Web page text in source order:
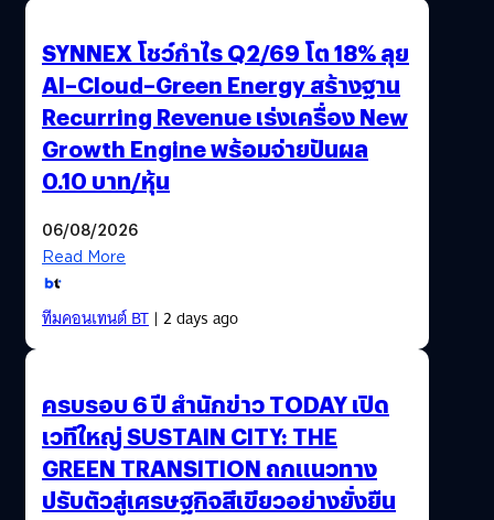
SYNNEX โชว์กำไร Q2/69 โต 18% ลุย
AI–Cloud–Green Energy สร้างฐาน
Recurring Revenue เร่งเครื่อง New
Growth Engine พร้อมจ่ายปันผล
0.10 บาท/หุ้น
06/08/2026
Read More
ทีมคอนเทนต์ BT| 2 days ago
ครบรอบ 6 ปี สำนักข่าว TODAY เปิด
เวทีใหญ่ SUSTAIN CITY: THE
GREEN TRANSITION ถกแนวทาง
ปรับตัวสู่เศรษฐกิจสีเขียวอย่างยั่งยืน